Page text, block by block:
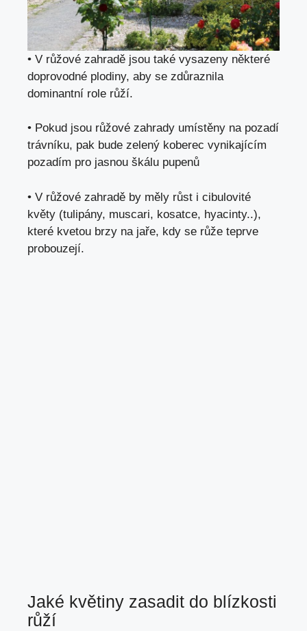
• V růžové zahradě jsou také vysazeny některé
doprovodné plodiny, aby se zdůraznila
dominantní role růží.
• Pokud jsou růžové zahrady umístěny na pozadí
trávníku, pak bude zelený koberec vynikajícím
pozadím pro jasnou škálu pupenů
• V růžové zahradě by měly růst i cibulovité
květy (tulipány, muscari, kosatce, hyacinty..),
které kvetou brzy na jaře, kdy se růže teprve
probouzejí.
Jaké květiny zasadit do blízkosti
růží